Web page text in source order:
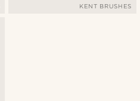
KENT BRUSHES